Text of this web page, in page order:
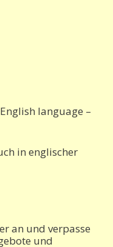
language –
in englischer
an und verpasse
und